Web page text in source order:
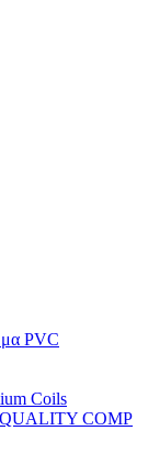
PVC
Coils
COMP